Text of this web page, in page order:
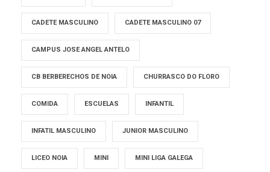
CADETE MASCULINO CADETE MASCULINO 07
CAMPUS JOSE ANGEL ANTELO
CB BERBERECHOS DE NOIA CHURRASCO DO FLORO
COMIDA ESCUELAS INFANTIL
INFATIL MASCULINO JUNIOR MASCULINO
LICEO NOIA MINI MINI LIGA GALEGA